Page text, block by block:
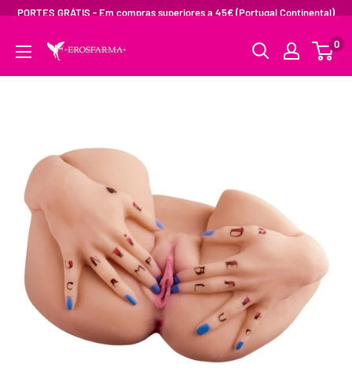
PORTES GRÁTIS - Em compras superiores a 45€ (Portugal Continental)
0